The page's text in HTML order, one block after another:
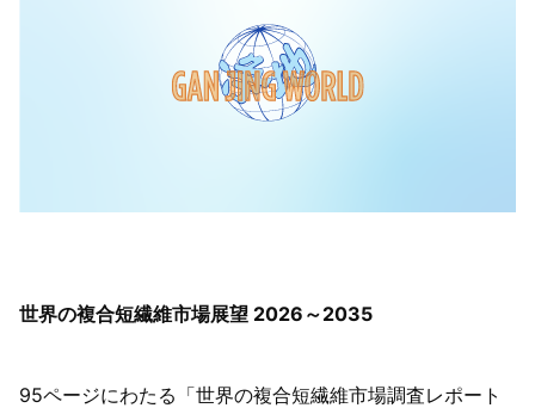
世界の複合短繊維市場展望 2026～2035
95ページにわたる「世界の複合短繊維市場調査レポート